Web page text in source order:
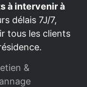
à intervenir à
délais 7J/7,
tous les clients
&